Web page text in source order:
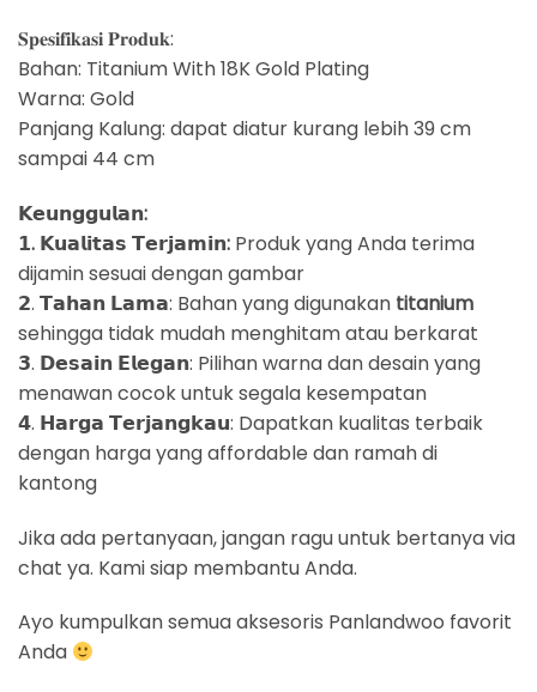
𝐒𝐩𝐞𝐬𝐢𝐟𝐢𝐤𝐚𝐬𝐢 𝐏𝐫𝐨𝐝𝐮𝐤:
Bahan: Titanium With 18K Gold Plating
Warna: Gold
Panjang Kalung: dapat diatur kurang lebih 39 cm
sampai 44 cm
𝗞𝗲𝘂𝗻𝗴𝗴𝘂𝗹𝗮𝗻:
𝟭. 𝗞𝘂𝗮𝗹𝗶𝘁𝗮𝘀 𝗧𝗲𝗿𝗷𝗮𝗺𝗶𝗻: Produk yang Anda terima
dijamin sesuai dengan gambar
𝟮. 𝗧𝗮𝗵𝗮𝗻 𝗟𝗮𝗺𝗮: Bahan yang digunakan titanium
sehingga tidak mudah menghitam atau berkarat
𝟯. 𝗗𝗲𝘀𝗮𝗶𝗻 𝗘𝗹𝗲𝗴𝗮𝗻: Pilihan warna dan desain yang
menawan cocok untuk segala kesempatan
𝟰. 𝗛𝗮𝗿𝗴𝗮 𝗧𝗲𝗿𝗷𝗮𝗻𝗴𝗸𝗮𝘂: Dapatkan kualitas terbaik
dengan harga yang affordable dan ramah di
kantong
Jika ada pertanyaan, jangan ragu untuk bertanya via
chat ya. Kami siap membantu Anda.
Ayo kumpulkan semua aksesoris Panlandwoo favorit
Anda